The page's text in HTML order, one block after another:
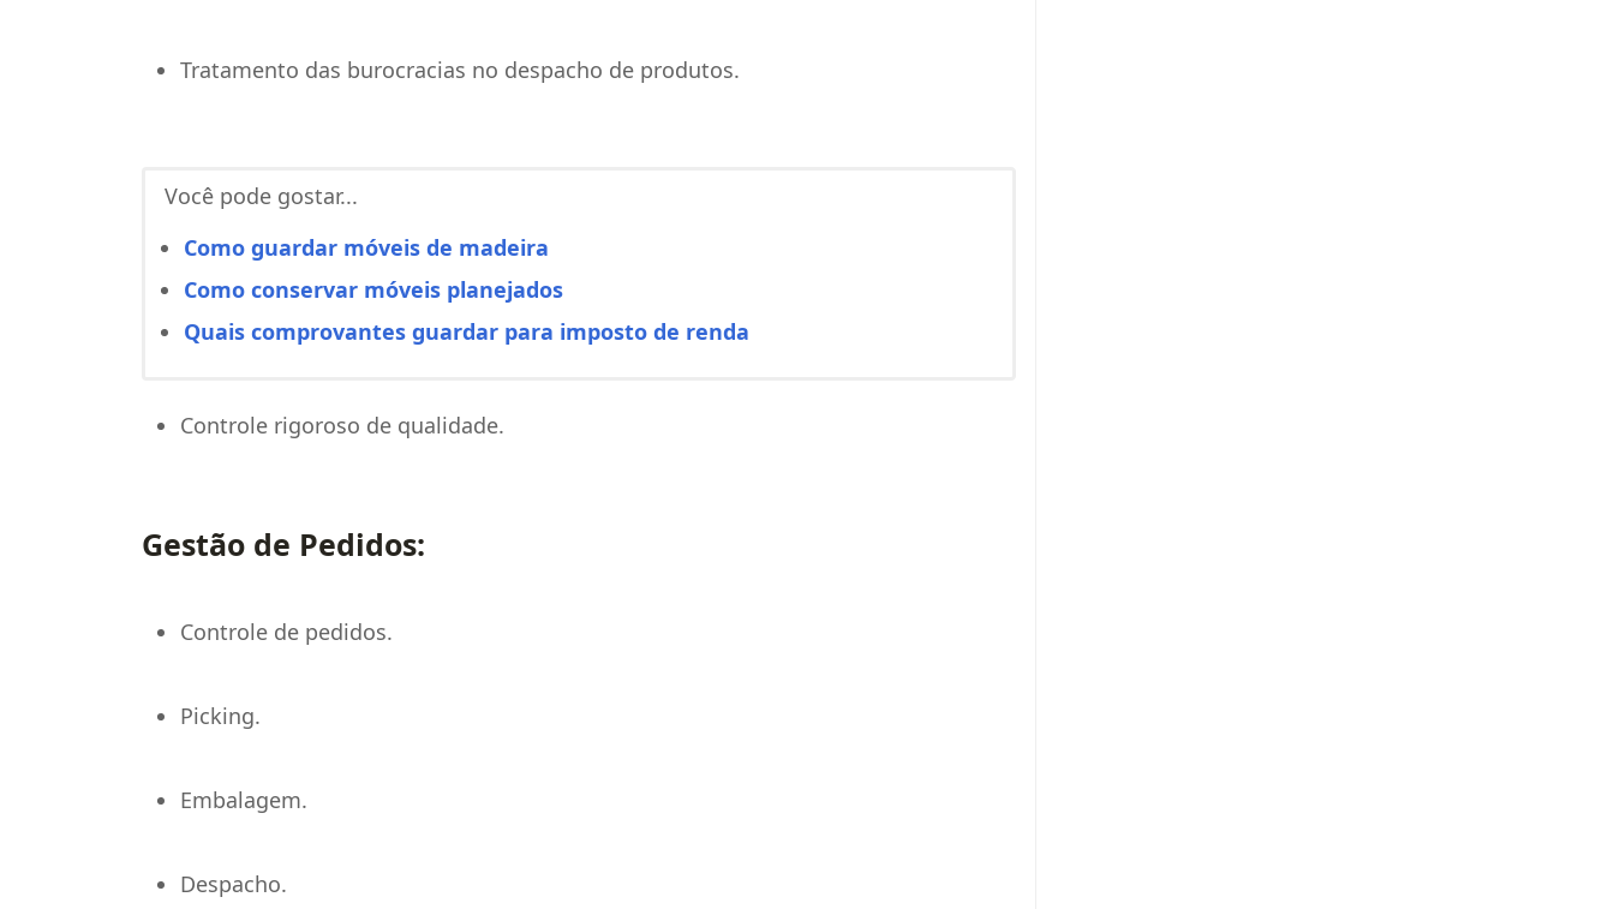
Tratamento das burocracias no despacho de produtos.
Você pode gostar...
Como guardar móveis de madeira
Como conservar móveis planejados
Quais comprovantes guardar para imposto de renda
Controle rigoroso de qualidade.
Gestão de Pedidos:
Controle de pedidos.
Picking.
Embalagem.
Despacho.